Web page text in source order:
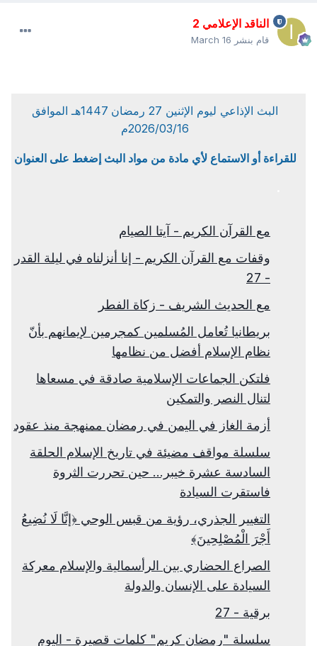
الناقد الإعلامي 2
قام بنشر March 16
البث الإذاعي ليوم الإثنين 27 رمضان 1447هـ الموافق
2026/03/16م
للقراءة أو الاستماع لأي مادة من مواد البث إضغط على العنوان
مع القرآن الكريم - آيتا الصيام
وقفات مع القرآن الكريم - إنا أنزلناه في ليلة القدر
- 27
مع الحديث الشريف - زكاة الفطر
بريطانيا تُعامل المُسلمين كمجرمين لإيمانهم بأنّ
نظام الإسلام أفضل من نظامها
فلتكن الجماعات الإسلامية صادقة في مسعاها
لتنال النصر والتمكين
أزمة الغاز في اليمن في رمضان ممنهجة منذ عقود
سلسلة مواقف مضيئة في تاريخ الإسلام الحلقة
السادسة عشرة خيبر... حين تحررت الثروة
فاستقرت السيادة
التغيير الجذري، رؤية من قبس الوحي ﴿إنَّا لَا نُضِيعُ
أَجْرَ الْمُصْلِحِينَ﴾
الصراع الحضاري بين الرأسمالية والإسلام معركة
السيادة على الإنسان والدولة
برقية - 27
سلسلة "رمضان كريم" كلمات قصيرة - اليوم